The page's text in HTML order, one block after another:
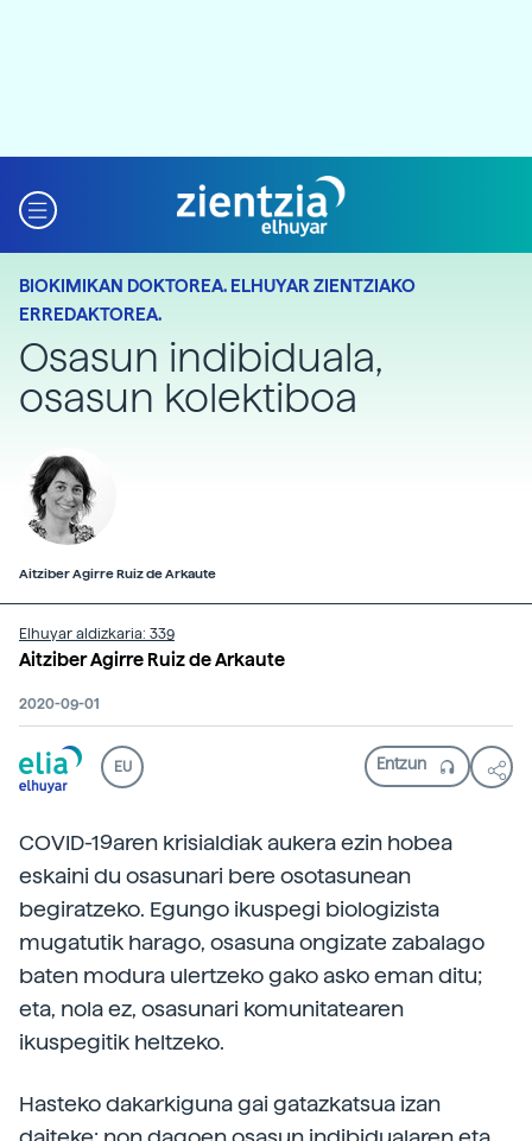
Aitziber Agirre Ruiz de Arkaute
BIOKIMIKAN DOKTOREA. ELHUYAR ZIENTZIAKO
ERREDAKTOREA.
Osasun indibiduala,
osasun kolektiboa
Elhuyar aldizkaria: 339
Aitziber Agirre Ruiz de Arkaute
2020-09-01
EU
COVID-19aren krisialdiak aukera ezin hobea
eskaini du osasunari bere osotasunean
begiratzeko. Egungo ikuspegi biologizista
mugatutik harago, osasuna ongizate zabalago
baten modura ulertzeko gako asko eman ditu;
eta, nola ez, osasunari komunitatearen
ikuspegitik heltzeko.
Hasteko dakarkiguna gai gatazkatsua izan